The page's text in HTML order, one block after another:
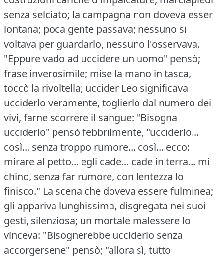
senza selciato; la campagna non doveva esser
lontana; poca gente passava; nessuno si
voltava per guardarlo, nessuno l'osservava.
"Eppure vado ad uccidere un uomo" pensò;
frase inverosimile; mise la mano in tasca,
toccò la rivoltella; uccider Leo significava
ucciderlo veramente, toglierlo dal numero dei
vivi, farne scorrere il sangue: "Bisogna
ucciderlo" pensò febbrilmente, "ucciderlo...
così... senza troppo rumore... così... ecco:
mirare al petto... egli cade... cade in terra... mi
chino, senza far rumore, con lentezza lo
finisco." La scena che doveva essere fulminea;
gli appariva lunghissima, disgregata nei suoi
gesti, silenziosa; un mortale malessere lo
vinceva: "Bisognerebbe ucciderlo senza
accorgersene" pensò; "allora sì, tutto